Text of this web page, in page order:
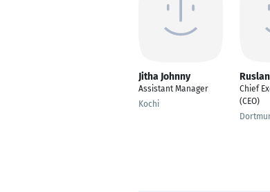
Jitha Johnny
Assistant Manager
Kochi
Chief
(CEO)